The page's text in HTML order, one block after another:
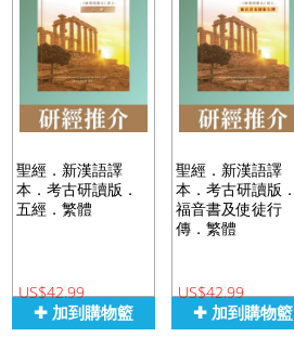
聖經．新漢語譯
本．考古研讀版．
五經．繁體
US$42.99
✚ 加到購物籃
聖經．新漢語譯
本．考古研讀版．
福音書及使徒行
傳．繁體
US$42.99
✚ 加到購物籃